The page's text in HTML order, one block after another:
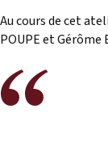
Matériel de
Documents
Procédures
Au cours de cet
POUPE et Gérôme